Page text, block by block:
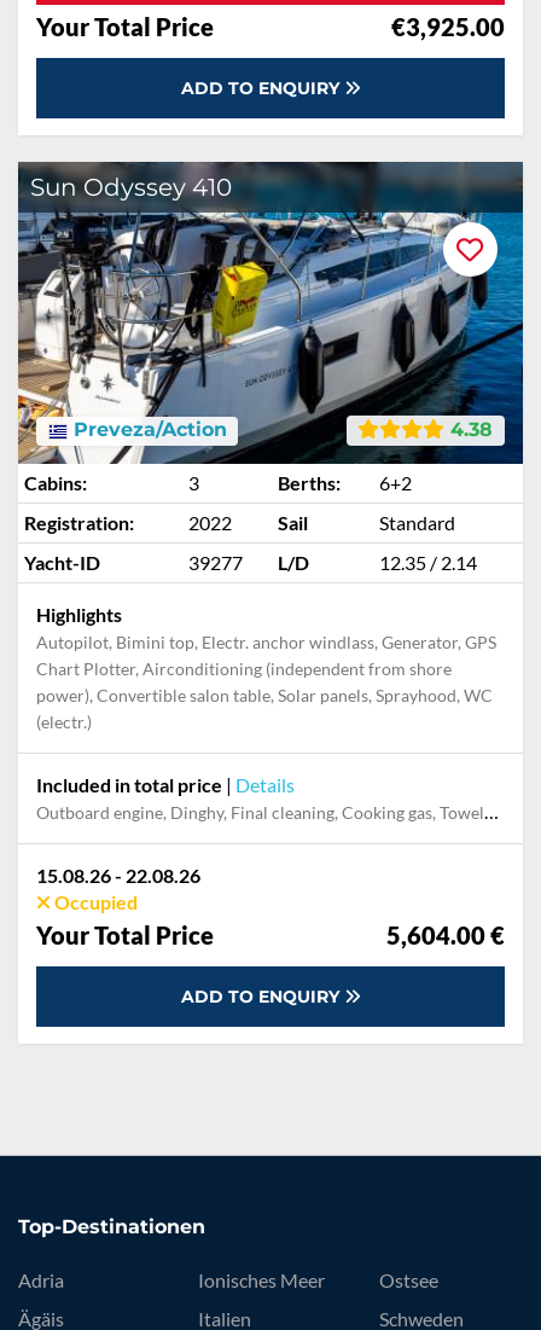
Your Total Price €3,925.00
ADD TO ENQUIRY
Sun Odyssey 410
4.38
Preveza/Action
Cabins: 3 Berths:
6+2
Registration:
2022 Sail
Standard
Yacht-ID
39277 L/D 12.35 / 2.14
Highlights
Autopilot, Bimini top, Electr. anchor windlass, Generator, GPS
Chart Plotter, Airconditioning (independent from shore
power), Convertible salon table, Solar panels, Sprayhood, WC
(electr.)
Included in total price | Details
Outboard engine, Dinghy, Final cleaning, Cooking gas, Towels, Damage Waiver, Pillow, blanket, sheets, duvet cover, Transfer, WiFi internet on board
15.08.26 - 22.08.26
Occupied
Your Total Price 5,604.00 €
ADD TO ENQUIRY
Top-Destinationen
Adria
Ägäis
Ionisches Meer
Italien
Ostsee
Schweden